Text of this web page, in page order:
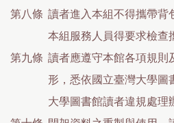
第八條 讀者進入本組不得攜帶背
本組服務人員得要求檢查
第九條 讀者應遵守本館各項規則
形，悉依國立臺灣大學圖
大學圖書館讀者違規處理